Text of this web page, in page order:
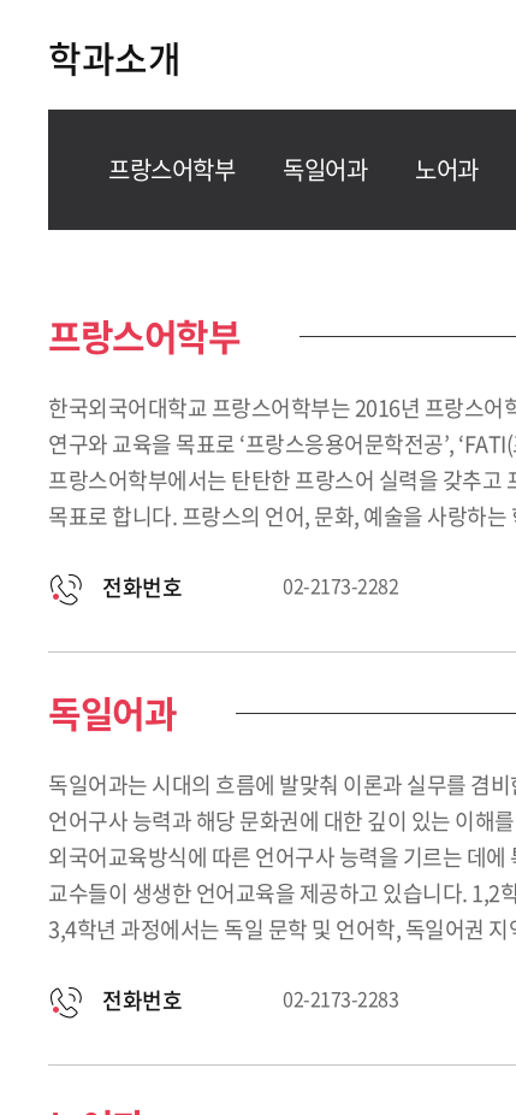
학과소개
프랑스어학부 독일어과 노어과
프랑스어학부
한국외국어대학교 프랑스어학부는 2016년 프랑스
연구와 교육을 목표로 ‘프랑스응용어문학전공’,
프랑스어학부에서는 탄탄한 프랑스어 실력을 갖추고
목표로 합니다. 프랑스의 언어, 문화, 예술을 사랑하
전화번호 02-2173-2282
독일어과
독일어과는 시대의 흐름에 발맞춰 이론과 실무를 겸
언어구사 능력과 해당 문화권에 대한 깊이 있는 이해
외국어교육방식에 따른 언어구사 능력을 기르는 데
교수들이 생생한 언어교육을 제공하고 있습니다. 1,2
3,4학년 과정에서는 독일 문학 및 언어학, 독일어권
전화번호 02-2173-2283